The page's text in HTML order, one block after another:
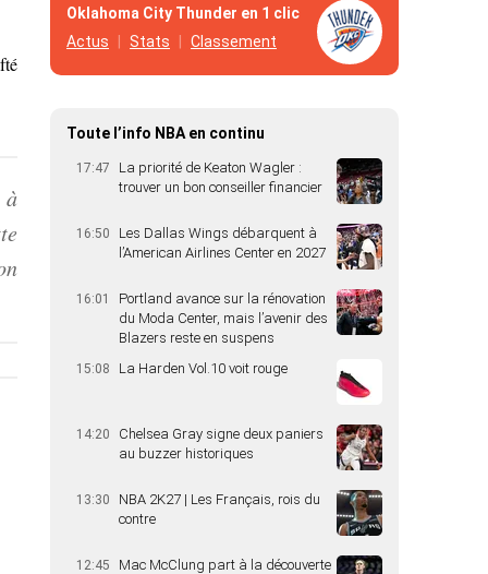
à
Oklahoma City Thunder en 1 clic
Actus
Stats Classement
Toute l’info NBA en continu
17:47
La priorité de Keaton Wagler :
trouver un bon conseiller financier
16:50
Les Dallas Wings débarquent à
l’American Airlines Center en 2027
16:01
Portland avance sur la rénovation
du Moda Center, mais l’avenir des
Blazers reste en suspens
15:08 La Harden Vol.10 voit rouge
14:20
Chelsea Gray signe deux paniers
au buzzer historiques
13:30
NBA 2K27 | Les Français, rois du
contre
12:45
Mac McClung part à la découverte